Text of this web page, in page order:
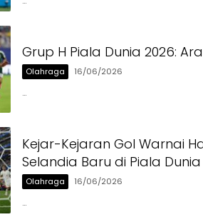
Grup H Piala Dunia 2026:
Olahraga 16/06/2026
…
Kejar-Kejaran Gol Warnai
Selandia Baru di Piala Dunia
Olahraga 16/06/2026
…